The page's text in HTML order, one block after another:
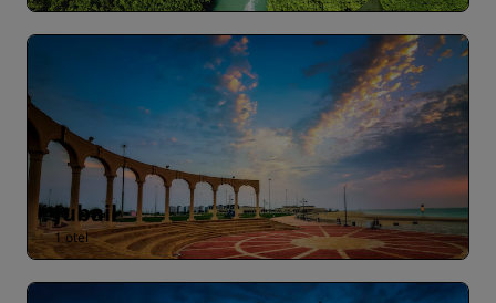
Jubail
1 otel